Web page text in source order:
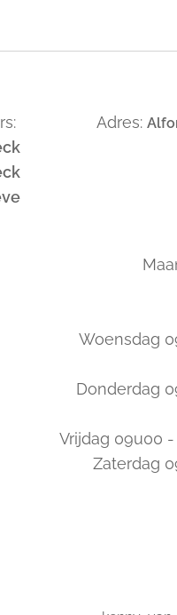
Adres:
Woensdag
Donderdag
Vrijdag 09u00 -
Zaterdag